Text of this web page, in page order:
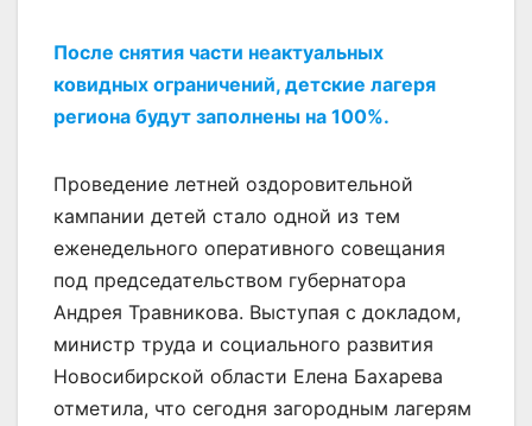
После снятия части неактуальных
ковидных ограничений, детские лагеря
региона будут заполнены на 100%.
Проведение летней оздоровительной
кампании детей стало одной из тем
еженедельного оперативного совещания
под председательством губернатора
Андрея Травникова. Выступая с докладом,
министр труда и социального развития
Новосибирской области Елена Бахарева
отметила, что сегодня загородным лагерям